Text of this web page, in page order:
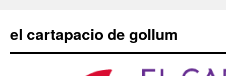
contenido
el cartapacio de gollum